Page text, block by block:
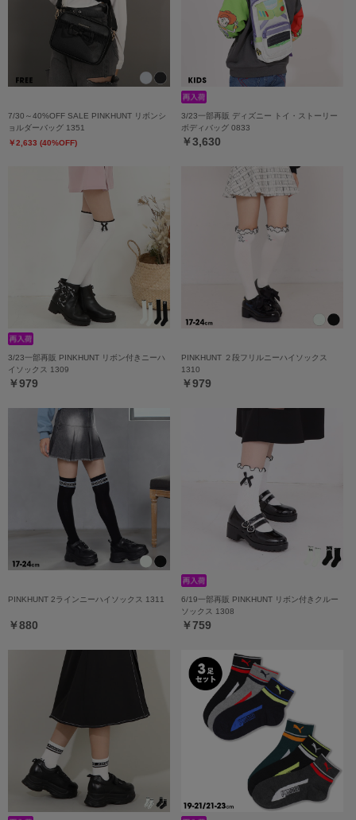
7/30～40%OFF SALE PINKHUNT リボンシ
ョルダーバッグ 1351
￥2,633 (40%OFF)
3/23一部再販 ディズニー トイ・ストーリー
ボディバッグ 0833
￥3,630
3/23一部再販 PINKHUNT リボン付きニーハ
イソックス 1309
￥979
PINKHUNT ２段フリルニーハイソックス
1310
￥979
PINKHUNT 2ラインニーハイソックス 1311
￥880
6/19一部再販 PINKHUNT リボン付きクルー
ソックス 1308
￥759